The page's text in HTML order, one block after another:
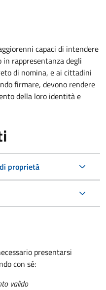
capaci di intendere
rappresentanza degli
di nomina, e ai cittadini
firmare, devono rendere
della loro identità e
proprietà
presentarsi
con sé:
valido